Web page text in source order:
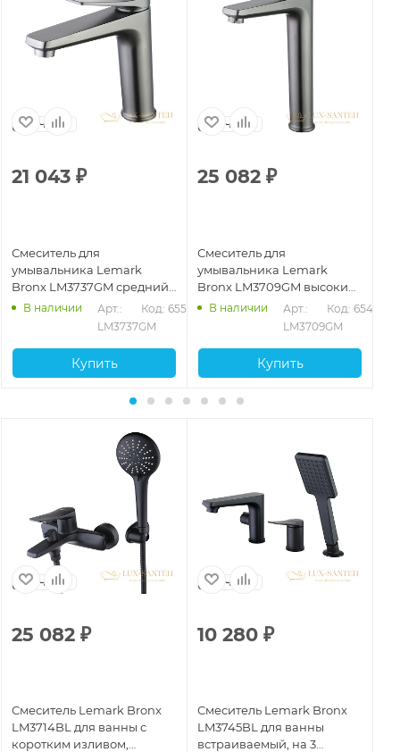
Чехия
21 043 ₽
Смеситель для
умывальника Lemark
Bronx LM3737GM средний,
монолитный, графит
В наличии
Арт.:
LM3737GM
Код: 65501
Купить
Чехия
25 082 ₽
Смеситель для
умывальника Lemark
Bronx LM3709GM высокий,
монолитный, графит
В наличии
Арт.:
LM3709GM
Код: 65497
Купить
Чехия
25 082 ₽
Смеситель Lemark Bronx
LM3714BL для ванны с
коротким изливом,
Чехия
10 280 ₽
Смеситель Lemark Bronx
LM3745BL для ванны
встраиваемый, на 3